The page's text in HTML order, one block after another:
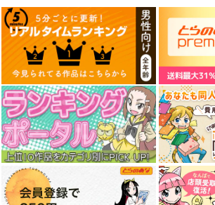
759円
サンプル
作品詳細
759円 （税込）
サンプル
作品詳細
となりの信國さんは俺
のことが好きな気がす
る 5
白泉社
715円（税込）
サンプル
カート
姫ケ崎櫻子は今日も不
憫可愛い 3
KADOKAWA
704円（税込）
サンプル
カート